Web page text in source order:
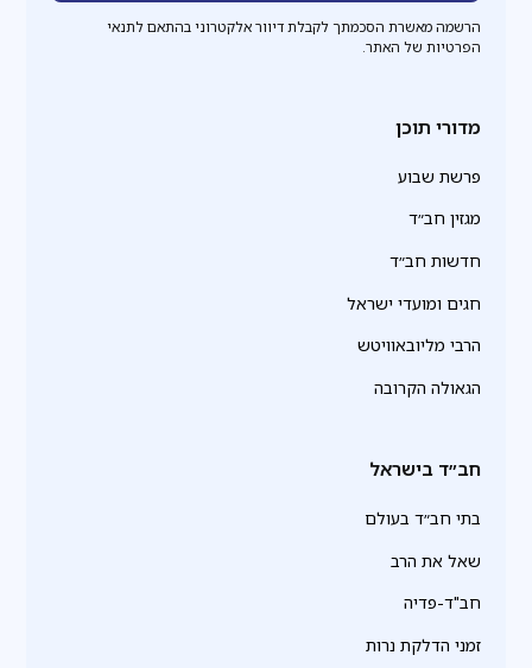
הרשמה מאשרת הסכמתך לקבלת דיוור אלקטרוני בהתאם לתנאי
הפרטיות של האתר.
מדורי תוכן
פרשת שבוע
מגזין חב״ד
חדשות חב״ד
חגים ומועדי ישראל
הרבי מליובאוויטש
הגאולה הקרובה
חב״ד בישראל
בתי חב״ד בעולם
שאל את הרב
חב"ד-פדיה
זמני הדלקת נרות